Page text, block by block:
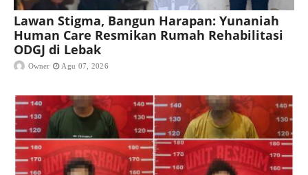
Lawan Stigma, Bangun Harapan: Yunaniah
Human Care Resmikan Rumah Rehabilitasi
ODGJ di Lebak
Owner Agu 07, 2026